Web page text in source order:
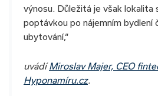
výnosu. Důležitá je však
poptávkou po nájemním bydlení
ubytování,“
uvádíMiroslav Majer, CEO
Hyponamíru.cz.